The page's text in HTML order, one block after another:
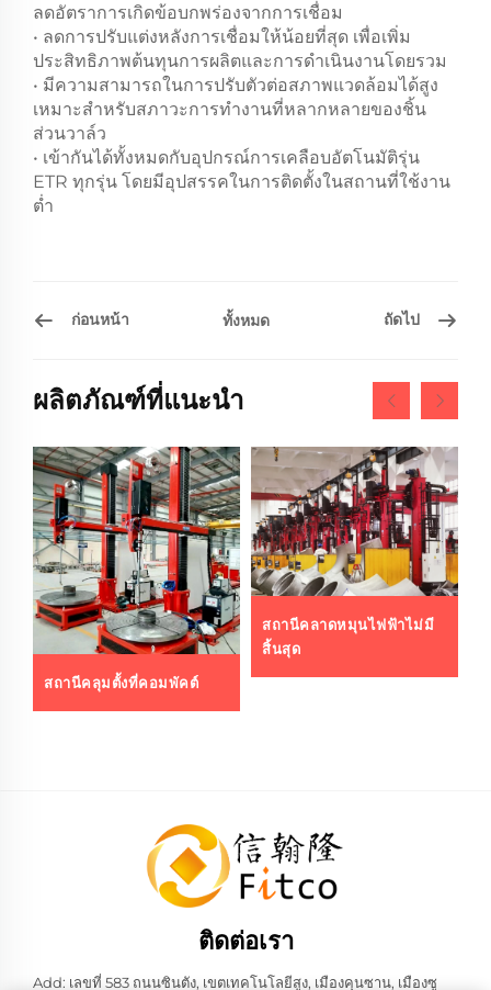
ลดอัตราการเกิดข้อบกพร่องจากการเชื่อม
• ลดการปรับแต่งหลังการเชื่อมให้น้อยที่สุด เพื่อเพิ่ม
ประสิทธิภาพต้นทุนการผลิตและการดำเนินงานโดยรวม
• มีความสามารถในการปรับตัวต่อสภาพแวดล้อมได้สูง
เหมาะสำหรับสภาวะการทำงานที่หลากหลายของชิ้น
ส่วนวาล์ว
• เข้ากันได้ทั้งหมดกับอุปกรณ์การเคลือบอัตโนมัติรุ่น
ETR ทุกรุ่น โดยมีอุปสรรคในการติดตั้งในสถานที่ใช้งาน
ต่ำ
ก่อนหน้า ทั้งหมด ถัดไป
ผลิตภัณฑ์ที่แนะนำ
สถานีคลุมตั้งที่คอมพัคต์
สถานีคลาดหมุนไฟฟ้าไม่มี
สิ้นสุด
ติดต่อเรา
Add: เลขที่ 583 ถนนซินตัง, เขตเทคโนโลยีสูง, เมืองคุนซาน, เมืองซู